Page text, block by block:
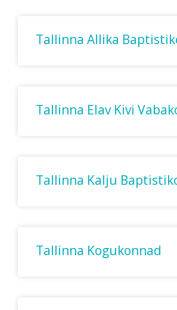
Tallinna Allika
Tallinna Elav Kivi
Tallinna Kalju
Tallinna Kogukonnad